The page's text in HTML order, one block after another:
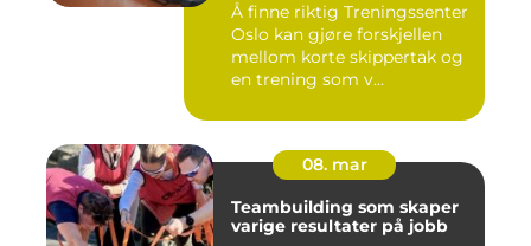
Å finne riktig Treningssenter
Oslo kan gjøre forskjellen
mellom korte skippertak og
en trening som v...
08. mar
Teambuilding som skaper
varige resultater på jobb